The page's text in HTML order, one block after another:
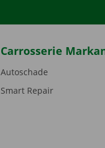
Carrosserie
Autoschade
Smart Repair